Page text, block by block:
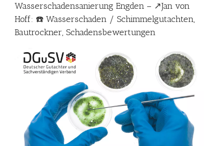
Wasserschadensanierung Engden – ↗️Jan von
Hoff: ☎️ Wasserschaden / Schimmelgutachten,
Bautrockner, Schadensbewertungen